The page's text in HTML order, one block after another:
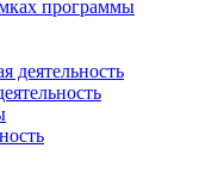
программы
деятельность